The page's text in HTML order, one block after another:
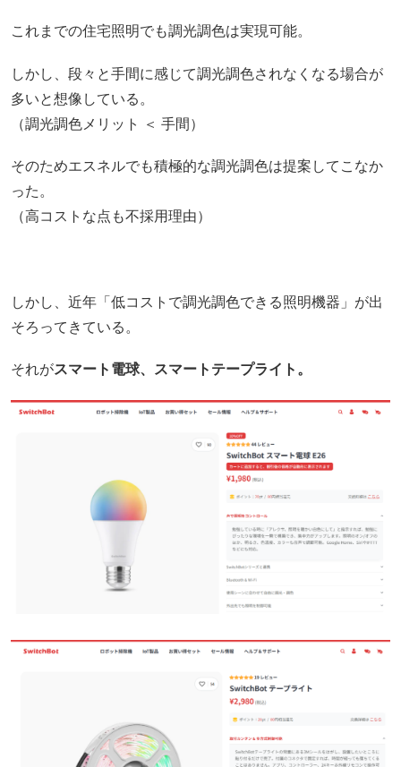
これまでの住宅照明でも調光調色は実現可能。
しかし、段々と手間に感じて調光調色されなくなる場合が
多いと想像している。
（調光調色メリット ＜ 手間）
そのためエスネルでも積極的な調光調色は提案してこなか
った。
（高コストな点も不採用理由）
しかし、近年「低コストで調光調色できる照明機器」が出
そろってきている。
それがスマート電球、スマートテープライト。